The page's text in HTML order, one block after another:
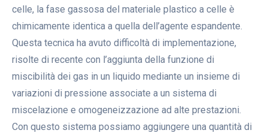
celle, la fase gassosa del materiale plastico a celle è
chimicamente identica a quella dell’agente espandente.
Questa tecnica ha avuto difficoltà di implementazione,
risolte di recente con l’aggiunta della funzione di
miscibilità dei gas in un liquido mediante un insieme di
variazioni di pressione associate a un sistema di
miscelazione e omogeneizzazione ad alte prestazioni.
Con questo sistema possiamo aggiungere una quantità di